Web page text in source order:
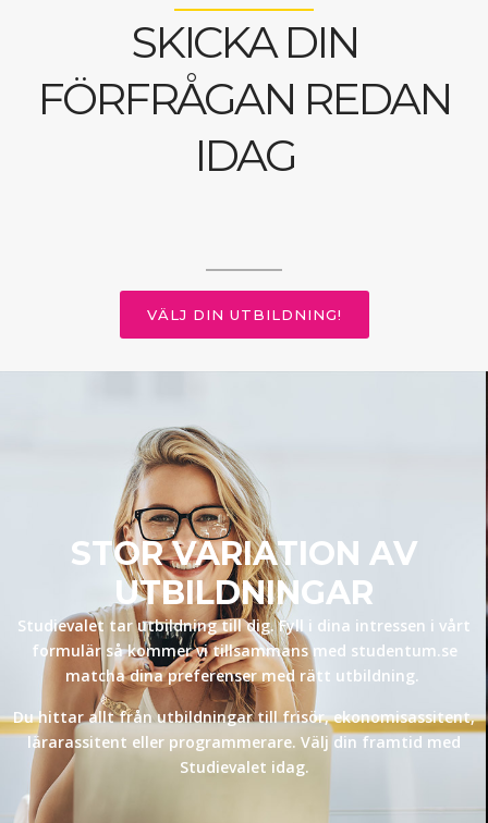
SKICKA DIN
FÖRFRÅGAN REDAN
IDAG
VÄLJ DIN UTBILDNING!
STOR VARIATION AV
UTBILDNINGAR
Studievalet tar utbildning till dig. Fyll i dina intressen i vårt
formulär så kommer vi tillsammans med studentum.se
matcha dina preferenser med rätt utbildning.
Du hittar allt från utbildningar till frisör, ekonomisassitent,
lärarassitent eller programmerare. Välj din framtid med
Studievalet idag.